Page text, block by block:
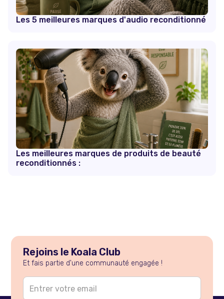
Les 5 meilleures marques d'audio reconditionné
Les meilleures marques de produits de beauté
reconditionnés :
Rejoins le Koala Club
Et fais partie d'une communauté engagée !